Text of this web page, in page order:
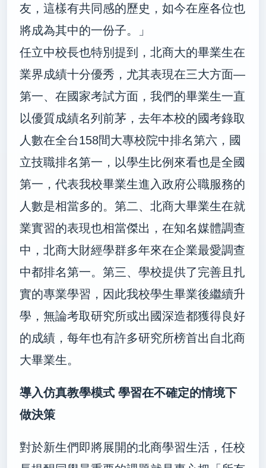
友，這樣有共同感的歷史，如今在座各位也
將成為其中的一份子。」
任立中校長也特別提到，北商大的畢業生在
業界成績十分優秀，尤其表現在三大方面—
第一、在國家考試方面，我們的畢業生一直
以優質成績名列前茅，去年本校的國考錄取
人數在全台158間大專校院中排名第六，國
立技職排名第一，以學生比例來看也是全國
第一，代表我校畢業生進入政府公職服務的
人數是相當多的。第二、北商大畢業生在就
業實習的表現也相當傑出，在知名媒體調查
中，北商大財經學群多年來在企業最愛調查
中都排名第一。第三、學校提供了完善且扎
實的專業學習，因此我校學生畢業後繼續升
學，無論考取研究所或出國深造都獲得良好
的成績，每年也有許多研究所榜首出自北商
大畢業生。
導入仿真教學模式 學習在不確定的情境下
做決策
對於新生們即將展開的北商學習生活，任校